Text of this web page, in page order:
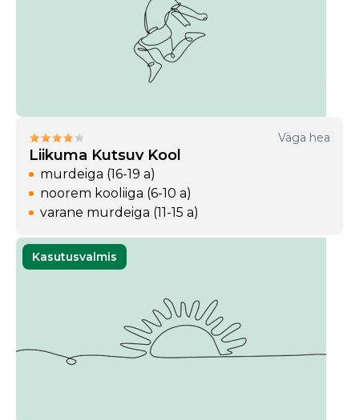
Väga hea
Liikuma Kutsuv Kool
murdeiga (16-19 a)
noorem kooliiga (6-10 a)
varane murdeiga (11-15 a)
Kasutusvalmis